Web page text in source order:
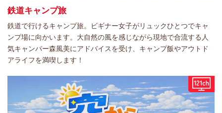
鉄道キャンプ旅
鉄道で行けるキャンプ旅。ビギナー女子がリュックひとつでキャ
ンプ場に向かいます。大自然の風を感じながら現地で合流する人
気キャンパー森風美にアドバイスを受け、キャンプ飯やアウトド
アライフを満喫します！